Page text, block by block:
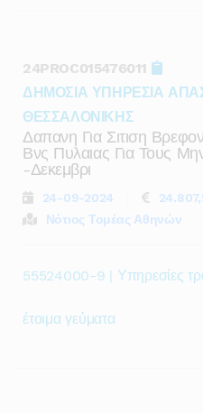
24PROC015476011
ΔΗΜΟΣΙΑ ΥΠΗΡΕΣΙΑ
ΘΕΣΣΑΛΟΝΙΚΗΣ
Δαπανη Για Σιτιση
Βνς Πυλαιας Για Τους
-δεκεμβρι
24-09-2024
Νότιος Τομέας Αθηνών
55524000-9 | Υπηρεσίες
έτοιμα γεύματα